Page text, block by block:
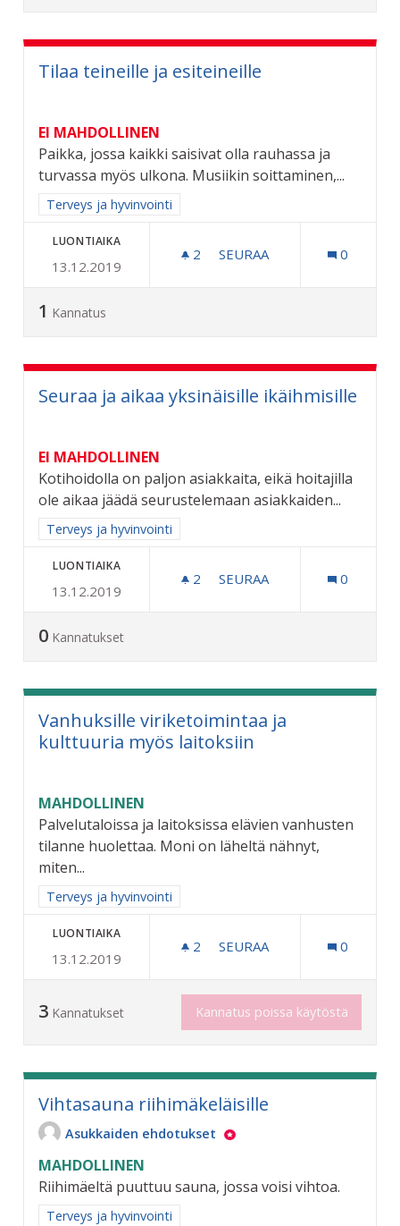
Tilaa teineille ja esiteineille
EI MAHDOLLINEN
Paikka, jossa kaikki saisivat olla rauhassa ja
turvassa myös ulkona. Musiikin soittaminen,...
Rajaa tulokset aihepiirin mukaan: Terveys ja hyvinvointi
Terveys ja hyvinvointi
LUONTIAIKA
13.12.2019
2 2 SEURAAJAA
SEURAA 0
1 Kannatus
Seuraa ja aikaa yksinäisille ikäihmisille
EI MAHDOLLINEN
Kotihoidolla on paljon asiakkaita, eikä hoitajilla
ole aikaa jäädä seurustelemaan asiakkaiden...
Rajaa tulokset aihepiirin mukaan: Terveys ja hyvinvointi
Terveys ja hyvinvointi
LUONTIAIKA
13.12.2019
2 2 SEURAAJAA
SEURAA 0
0 Kannatukset
Vanhuksille viriketoimintaa ja
kulttuuria myös laitoksiin
MAHDOLLINEN
Palvelutaloissa ja laitoksissa elävien vanhusten
tilanne huolettaa. Moni on läheltä nähnyt,
miten...
Rajaa tulokset aihepiirin mukaan: Terveys ja hyvinvointi
Terveys ja hyvinvointi
LUONTIAIKA
13.12.2019
2 2 SEURAAJAA
SEURAA 0
3 Kannatukset Kannatus poissa käytöstä
Vihtasauna riihimäkeläisille
Asukkaiden ehdotukset
MAHDOLLINEN
Riihimäeltä puuttuu sauna, jossa voisi vihtoa.
Rajaa tulokset aihepiirin mukaan: Terveys ja hyvinvointi
Terveys ja hyvinvointi